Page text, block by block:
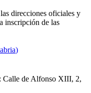
direcciones oficiales y
inscripción de las
)
Calle de Alfonso XIII, 2,